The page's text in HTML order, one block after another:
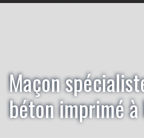
Maçon
béton imprimé